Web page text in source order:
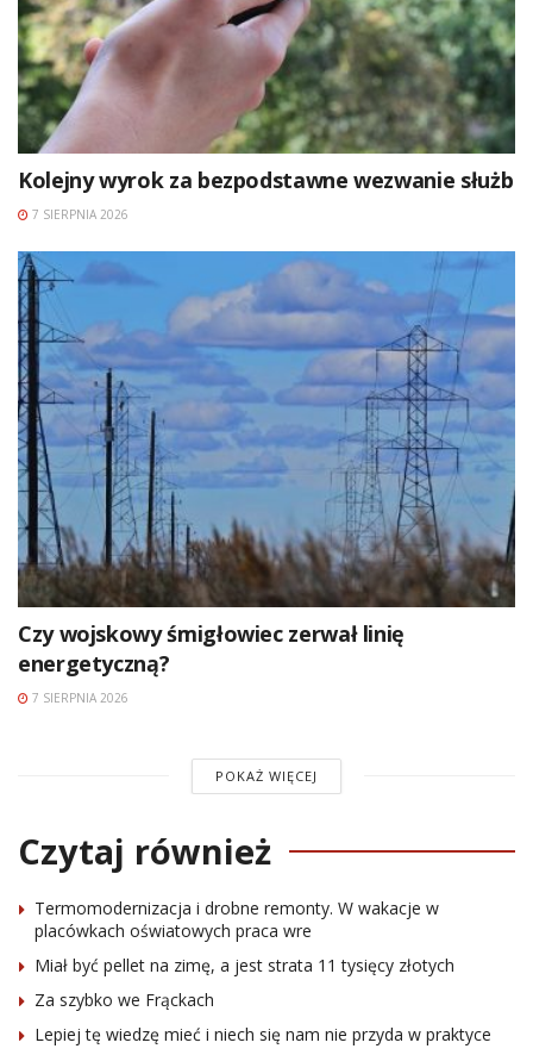
Kolejny wyrok za bezpodstawne wezwanie służb
7 SIERPNIA 2026
Czy wojskowy śmigłowiec zerwał linię
energetyczną?
7 SIERPNIA 2026
POKAŻ WIĘCEJ
Czytaj również
Termomodernizacja i drobne remonty. W wakacje w
placówkach oświatowych praca wre
Miał być pellet na zimę, a jest strata 11 tysięcy złotych
Za szybko we Frąckach
Lepiej tę wiedzę mieć i niech się nam nie przyda w praktyce